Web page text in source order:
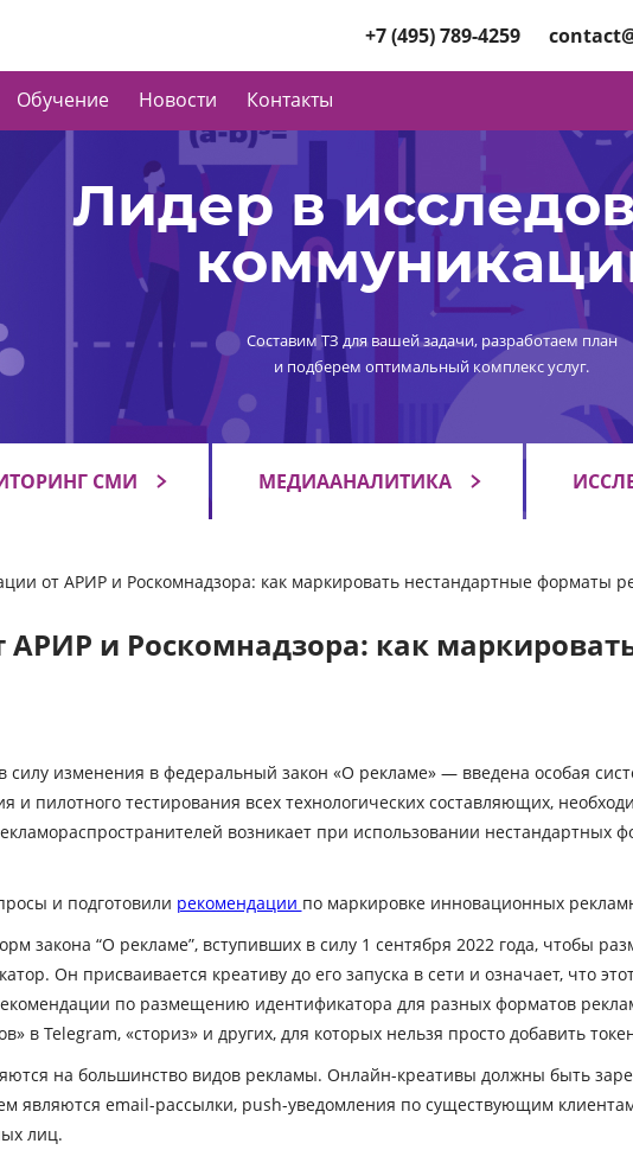
+7 (495) 789-4259
Обучение Новости Контакты
Лидер в
Составим ТЗ для вашей задачи, разработаем план
и подберем оптимальный комплекс услуг.
СМИ МЕДИААНАЛИТИКА
от АРИР и Роскомнадзора: как маркировать нестандартные форматы
АРИР и Роскомнадзора: как
силу изменения в федеральный закон «О рекламе» — введена особая
и пилотного тестирования всех технологических составляющих,
возникает при использовании нестандартных
и подготовили рекомендации по маркировке инновационных
закона “О рекламе”, вступивших в силу 1 сентября 2022 года, чтобы
Он присваивается креативу до его запуска в сети и означает, что
по размещению идентификатора для разных форматов
в Telegram, «сториз» и других, для которых нельзя просто добавить
на большинство видов рекламы. Онлайн-креативы должны быть
являются email-рассылки, push-уведомления по существующим
лиц.